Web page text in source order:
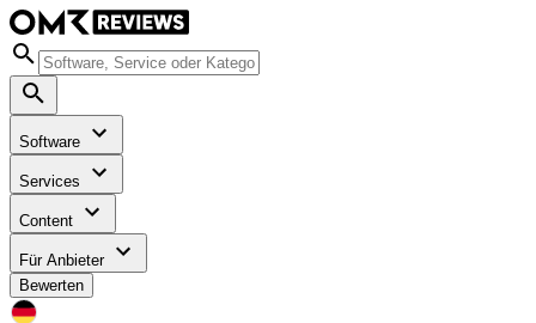
Software
Services
Content
Für Anbieter
Bewerten